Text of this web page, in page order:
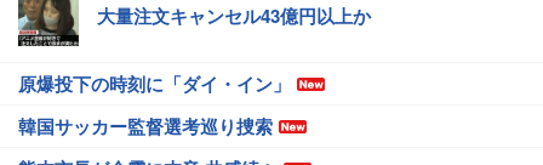
大量注文キャンセル43億円以上か
原爆投下の時刻に「ダイ・イン」
韓国サッカー監督選考巡り捜索